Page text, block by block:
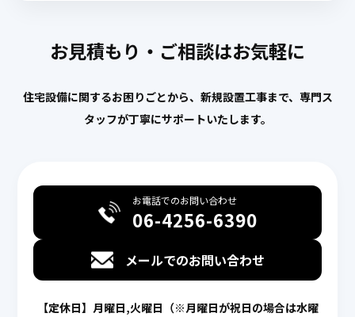
お見積もり・ご相談はお気軽に
住宅設備に関するお困りごとから、新規設置工事まで、専門ス
タッフが丁寧にサポートいたします。
お電話でのお問い合わせ
06-4256-6390
メールでのお問い合わせ
【定休日】月曜日,火曜日（※月曜日が祝日の場合は水曜